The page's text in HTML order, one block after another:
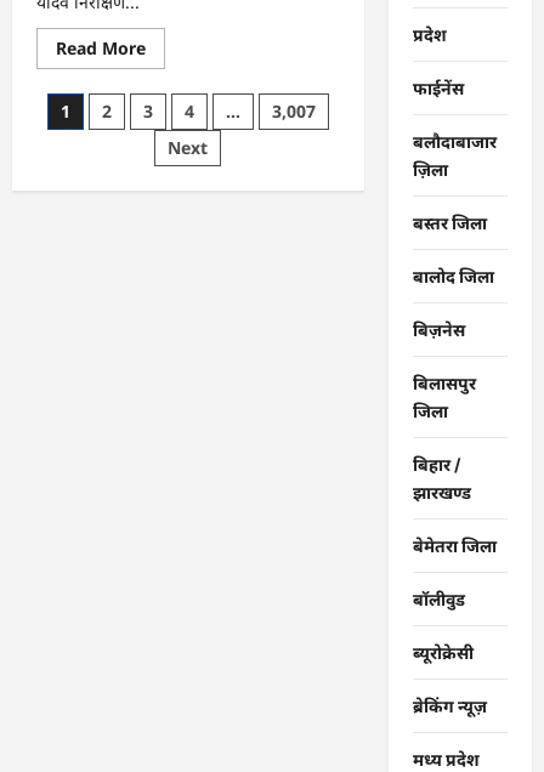
Read MoreRead
more
राजनांदगांव
:
महापौर
फिल्टर
Posts
1 2 3 4 …
3,007
Next
प्रदेश
फाईनेंस
बलौदाबाजार
ज़िला
बस्तर जिला
बालोद जिला
बिज़नेस
बिलासपुर
जिला
बिहार /
झारखण्ड
बेमेतरा जिला
बॉलीवुड
ब्यूरोक्रेसी
ब्रेकिंग न्यूज़
मध्य प्रदेश